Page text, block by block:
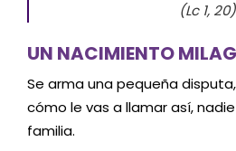
(Lc 1,
UN NACIMIENTO
Se arma una pequeña
cómo le vas a llamar así,
familia.